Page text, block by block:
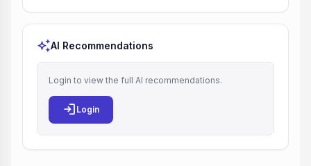
auto_awesomeAI Recommendations
Login to view the full AI recommendations.
login Login